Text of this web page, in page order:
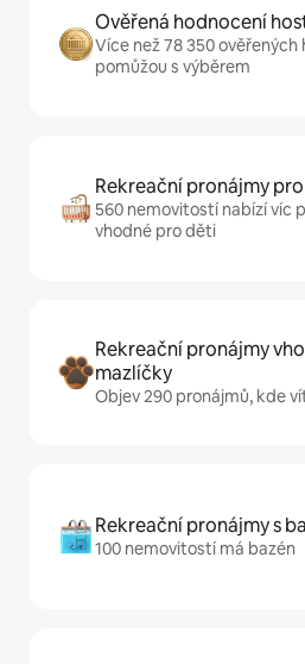
Ověřená hodnocení
Více než 78 350
pomůžou s výběrem
Rekreační pronájmy
560 nemovitostí nabízí víc
vhodné pro děti
Rekreační pronájmy
mazlíčky
Objev 290 pronájmů, kde
Rekreační pronájmy s
100 nemovitostí má bazén